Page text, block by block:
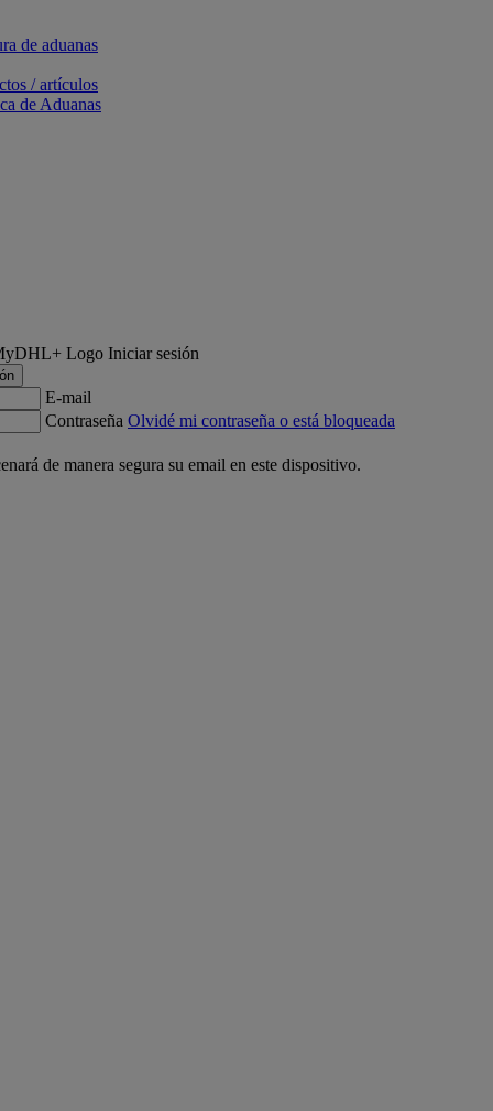
de aduanas
/ artículos
de Aduanas
Iniciar sesión
E-mail
Contraseña Olvidé mi contraseña o está bloqueada
de manera segura su email en este dispositivo.